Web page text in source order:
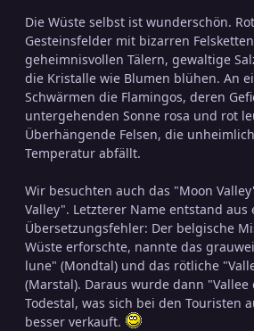
Die Wüste selbst ist wunderschön.
Gesteinsfelder mit bizarren
geheimnisvollen Tälern, gewaltige
die Kristalle wie Blumen blühen. An
Schwärmen die Flamingos, deren
untergehenden Sonne rosa und rot
Überhängende Felsen, die
Temperatur abfällt.
Wir besuchten auch das "Moon
Valley". Letzterer Name entstand aus
Übersetzungsfehler: Der belgische
Wüste erforschte, nannte das
lune" (Mondtal) und das rötliche
(Marstal). Daraus wurde dann
Todestal, was sich bei den Touristen
besser verkauft.